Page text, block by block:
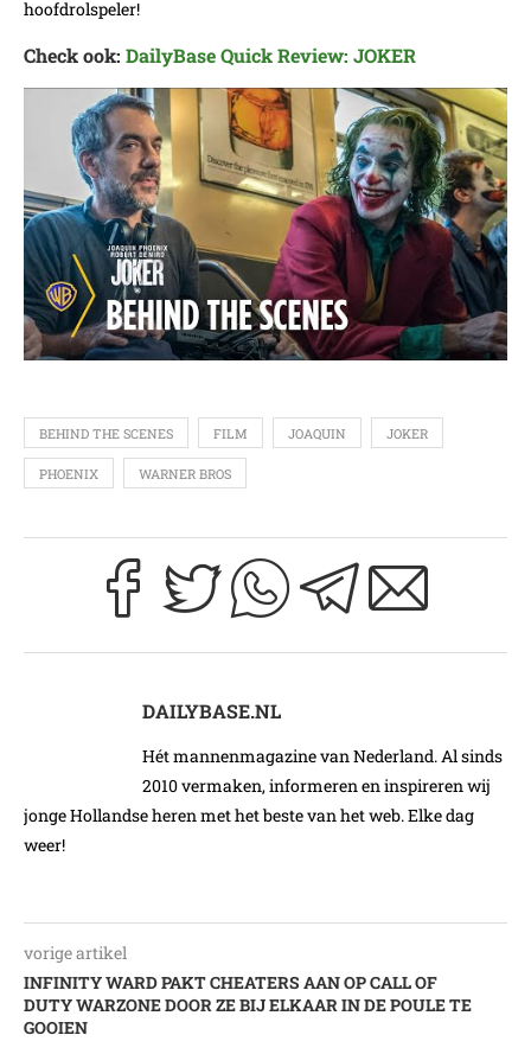
hoofdrolspeler!
Check ook: DailyBase Quick Review: JOKER
BEHIND THE SCENES FILM JOAQUIN JOKER
PHOENIX WARNER BROS
DAILYBASE.NL
Hét mannenmagazine van Nederland. Al sinds
2010 vermaken, informeren en inspireren wij
jonge Hollandse heren met het beste van het web. Elke dag
weer!
vorige artikel
INFINITY WARD PAKT CHEATERS AAN OP CALL OF
DUTY WARZONE DOOR ZE BIJ ELKAAR IN DE POULE TE
GOOIEN